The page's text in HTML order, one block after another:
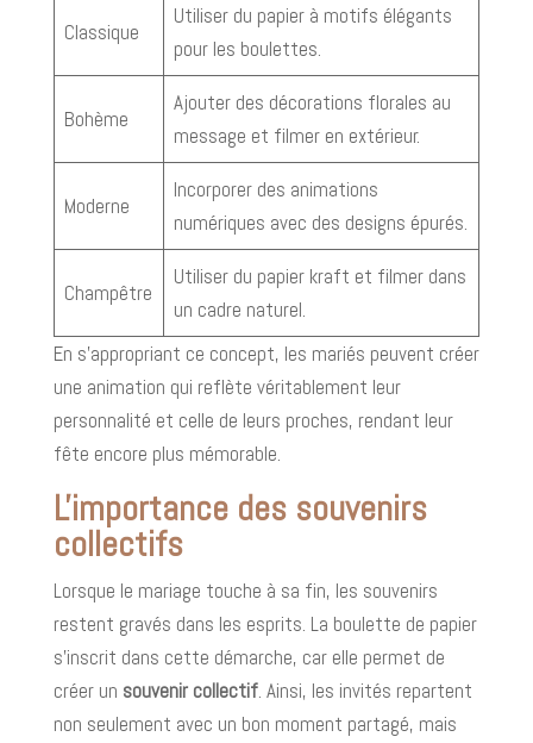
Classique
Utiliser du papier à motifs élégants
pour les boulettes.
Bohème
Ajouter des décorations florales au
message et filmer en extérieur.
Moderne
Incorporer des animations
numériques avec des designs épurés.
Champêtre
Utiliser du papier kraft et filmer dans
un cadre naturel.
En s’appropriant ce concept, les mariés peuvent créer
une animation qui reflète véritablement leur
personnalité et celle de leurs proches, rendant leur
fête encore plus mémorable.
L'importance des souvenirs
collectifs
Lorsque le mariage touche à sa fin, les souvenirs
restent gravés dans les esprits. La boulette de papier
s'inscrit dans cette démarche, car elle permet de
créer un souvenir collectif. Ainsi, les invités repartent
non seulement avec un bon moment partagé, mais